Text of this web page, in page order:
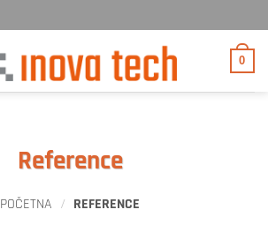
0
Reference
POČETNA / REFERENCE